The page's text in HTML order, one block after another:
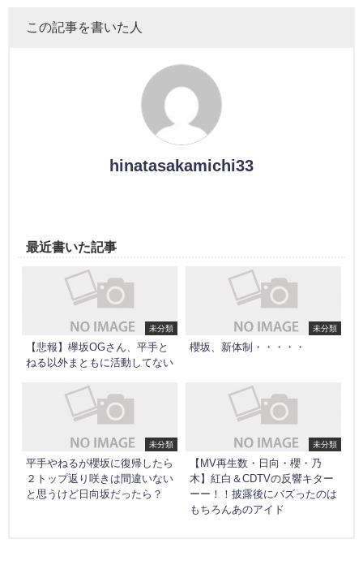
この記事を書いた人
hinatasakamichi33
最近書いた記事
未分類
【悲報】欅坂OGさん、平手と
ねる以外まともに活動してない
未分類
櫻坂、新体制・・・・・
未分類
平手やねるが櫻坂に復帰したら
２トップ返り咲きは間違いない
と思うけど日向坂だったら？
未分類
【MV再生数・日向・櫻・乃
木】紅白＆CDTVの反響キター
ーー！！披露後にバズったのは
もちろんあのアイド